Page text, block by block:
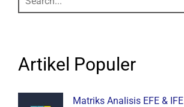
Artikel Populer
Matriks Analisis EFE & IFE